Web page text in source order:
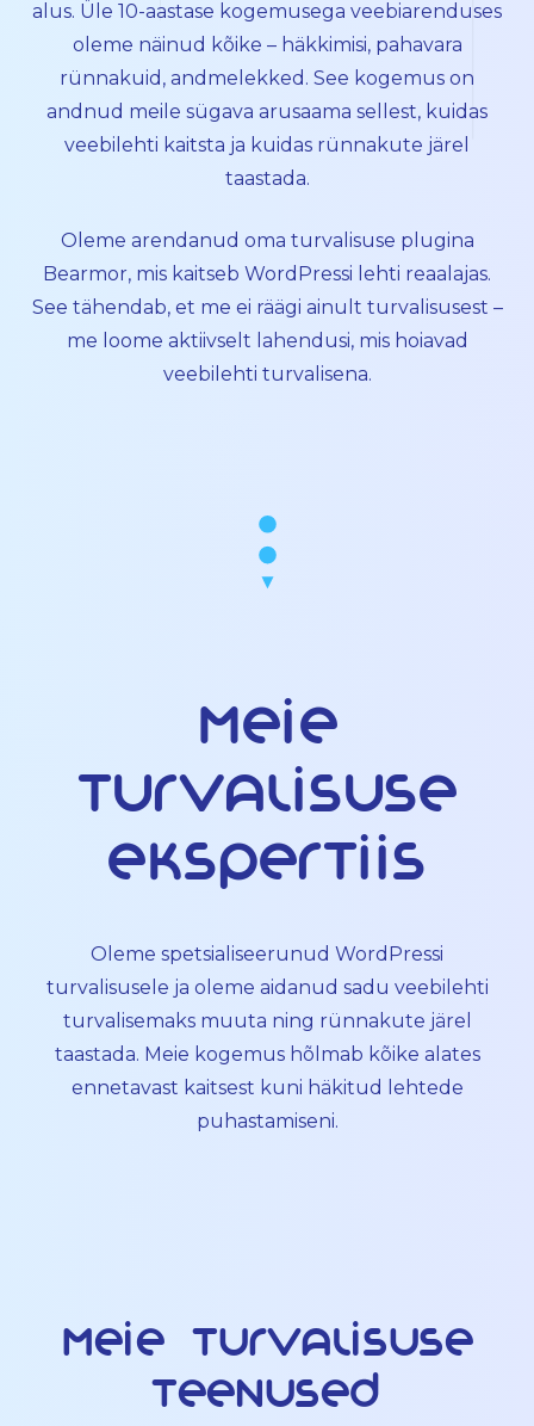
alus. Üle 10-aastase kogemusega veebiarenduses
oleme näinud kõike – häkkimisi, pahavara
rünnakuid, andmelekked. See kogemus on
andnud meile sügava arusaama sellest, kuidas
veebilehti kaitsta ja kuidas rünnakute järel
taastada.
Oleme arendanud oma turvalisuse plugina
Bearmor, mis kaitseb WordPressi lehti reaalajas.
See tähendab, et me ei räägi ainult turvalisusest –
me loome aktiivselt lahendusi, mis hoiavad
veebilehti turvalisena.
Meie
turvalisuse
ekspertiis
Oleme spetsialiseerunud WordPressi
turvalisusele ja oleme aidanud sadu veebilehti
turvalisemaks muuta ning rünnakute järel
taastada. Meie kogemus hõlmab kõike alates
ennetavast kaitsest kuni häkitud lehtede
puhastamiseni.
Meie turvalisuse
teenused